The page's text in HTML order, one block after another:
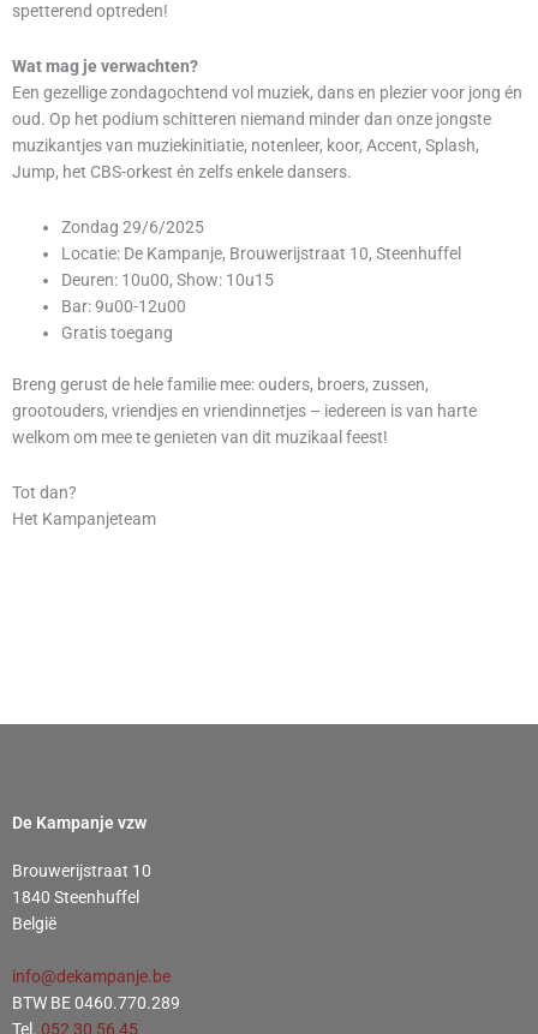
spetterend optreden!
Wat mag je verwachten?
Een gezellige zondagochtend vol muziek, dans en plezier voor jong én
oud. Op het podium schitteren niemand minder dan onze jongste
muzikantjes van muziekinitiatie, notenleer, koor, Accent, Splash,
Jump, het CBS-orkest én zelfs enkele dansers.
Zondag 29/6/2025
Locatie: De Kampanje, Brouwerijstraat 10, Steenhuffel
Deuren: 10u00, Show: 10u15
Bar: 9u00-12u00
Gratis toegang
Breng gerust de hele familie mee: ouders, broers, zussen,
grootouders, vriendjes en vriendinnetjes – iedereen is van harte
welkom om mee te genieten van dit muzikaal feest!
Tot dan?
Het Kampanjeteam
De Kampanje vzw
Brouwerijstraat 10
1840 Steenhuffel
België
info@dekampanje.be
BTW BE 0460.770.289
Tel. 052 30 56 45